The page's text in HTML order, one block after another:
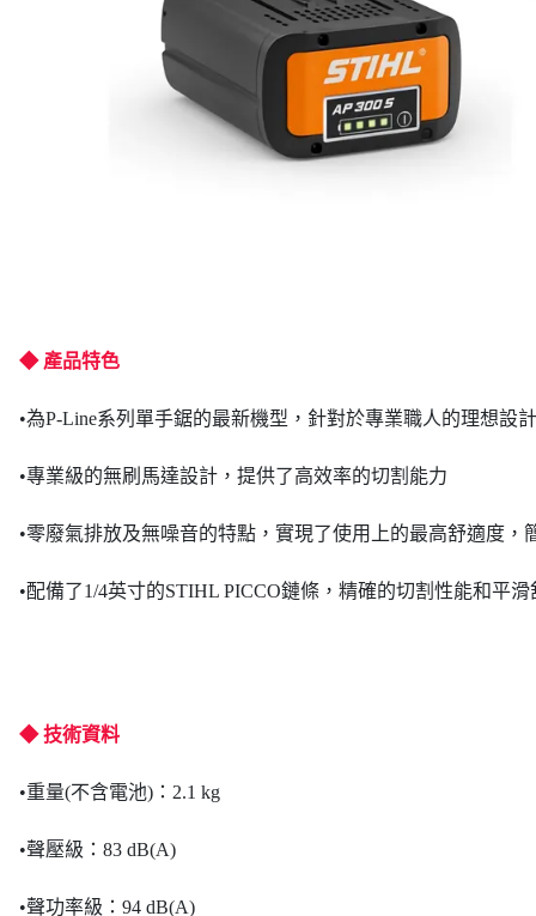
◆ 產品特色
•為P-Line系列單手鋸的最新機型，針對於專業職人的理想設計
•專業級的無刷馬達設計，提供了高效率的切割能力
•零廢氣排放及無噪音的特點，實現了使用上的最高舒適度
•配備了1/4英寸的STIHL PICCO鏈條，精確的切割性能和平
◆ 技術資料
•重量(不含電池)：2.1 kg
•聲壓級：83 dB(A)
•聲功率級：94 dB(A)